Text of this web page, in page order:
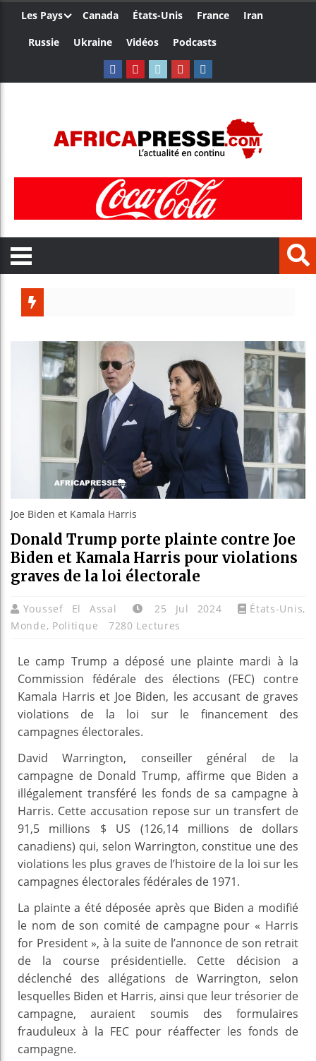
Les Pays Canada États-Unis France
Iran
Russie
Ukraine Vidéos Podcasts
Guinée
Bénin
Joe Biden et Kamala Harris
Donald Trump porte plainte contre Joe
Biden et Kamala Harris pour violations
graves de la loi électorale
Youssef El Assal 25 Jul 2024 États-Unis,
Monde, Politique 7280 Lectures
Le camp Trump a déposé une plainte mardi à la
Commission fédérale des élections (FEC) contre
Kamala Harris et Joe Biden, les accusant de graves
violations de la loi sur le financement des
campagnes électorales.
David Warrington, conseiller général de la
campagne de Donald Trump, affirme que Biden a
illégalement transféré les fonds de sa campagne à
Harris. Cette accusation repose sur un transfert de
91,5 millions $ US (126,14 millions de dollars
canadiens) qui, selon Warrington, constitue une des
violations les plus graves de l’histoire de la loi sur les
campagnes électorales fédérales de 1971.
La plainte a été déposée après que Biden a modifié
le nom de son comité de campagne pour « Harris
for President », à la suite de l’annonce de son retrait
de la course présidentielle. Cette décision a
déclenché des allégations de Warrington, selon
lesquelles Biden et Harris, ainsi que leur trésorier de
campagne, auraient soumis des formulaires
frauduleux à la FEC pour réaffecter les fonds de
campagne.